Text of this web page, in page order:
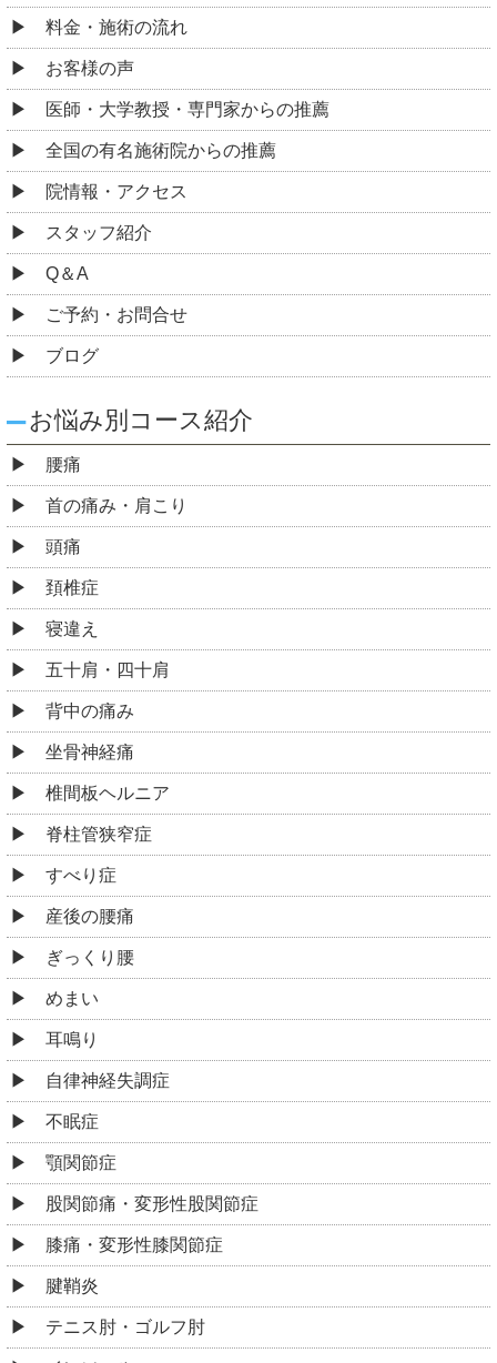
料金・施術の流れ
お客様の声
医師・大学教授・専門家からの推薦
全国の有名施術院からの推薦
院情報・アクセス
スタッフ紹介
Q＆A
ご予約・お問合せ
ブログ
お悩み別コース紹介
腰痛
首の痛み・肩こり
頭痛
頚椎症
寝違え
五十肩・四十肩
背中の痛み
坐骨神経痛
椎間板ヘルニア
脊柱管狭窄症
すべり症
産後の腰痛
ぎっくり腰
めまい
耳鳴り
自律神経失調症
不眠症
顎関節症
股関節痛・変形性股関節症
膝痛・変形性膝関節症
腱鞘炎
テニス肘・ゴルフ肘